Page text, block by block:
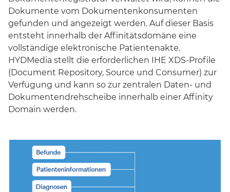
Dokumente vom Dokumentenkonsumenten
gefunden und angezeigt werden. Auf dieser Basis
entsteht innerhalb der Affinitätsdomäne eine
vollständige elektronische Patientenakte.
HYDMedia stellt die erforderlichen IHE XDS-Profile
(Document Repository, Source und Consumer) zur
Verfügung und kann so zur zentralen Daten- und
Dokumentendrehscheibe innerhalb einer Affinity
Domain werden.